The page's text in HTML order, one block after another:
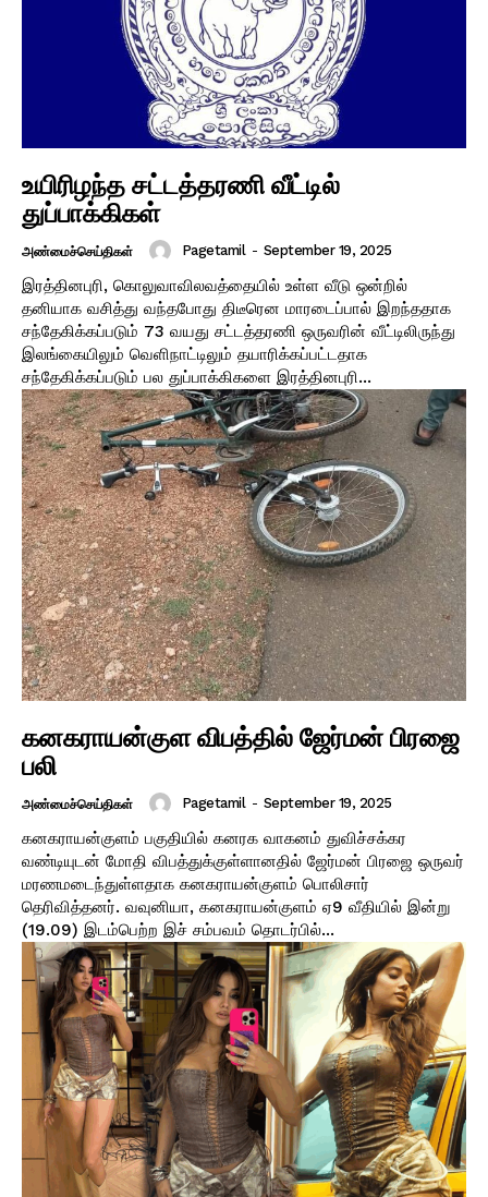
உயிரிழந்த சட்டத்தரணி வீட்டில்
துப்பாக்கிகள்
அண்மைச்செய்திகள் Pagetamil - September 19, 2025
இரத்தினபுரி, கொலுவாவிலவத்தையில் உள்ள வீடு ஒன்றில்
தனியாக வசித்து வந்தபோது திடீரென மாரடைப்பால் இறந்ததாக
சந்தேகிக்கப்படும் 73 வயது சட்டத்தரணி ஒருவரின் வீட்டிலிருந்து
இலங்கையிலும் வெளிநாட்டிலும் தயாரிக்கப்பட்டதாக
சந்தேகிக்கப்படும் பல துப்பாக்கிகளை இரத்தினபுரி...
கனகராயன்குள விபத்தில் ஜேர்மன் பிரஜை
பலி
அண்மைச்செய்திகள் Pagetamil - September 19, 2025
கனகராயன்குளம் பகுதியில் கனரக வாகனம் துவிச்சக்கர
வண்டியுடன் மோதி விபத்துக்குள்ளானதில் ஜேர்மன் பிரஜை ஒருவர்
மரணமடைந்துள்ளதாக கனகராயன்குளம் பொலிசார்
தெரிவித்தனர். வவுனியா, கனகராயன்குளம் ஏ9 வீதியில் இன்று
(19.09) இடம்பெற்ற இச் சம்பவம் தொடர்பில்...